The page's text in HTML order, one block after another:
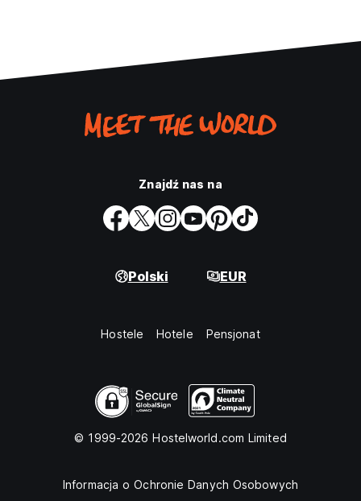
Znajdź nas na
Polski EUR
Hostele Hotele Pensjonat
© 1999-2026 Hostelworld.com Limited
Informacja o Ochronie Danych Osobowych